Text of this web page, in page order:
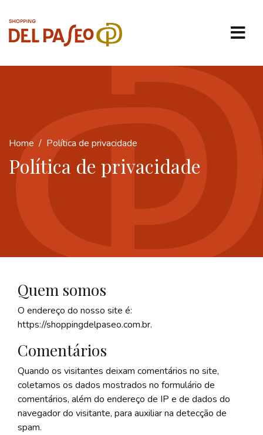
Home Política de privacidade
Política de privacidade
Quem somos
O endereço do nosso site é:
https://shoppingdelpaseo.com.br.
Comentários
Quando os visitantes deixam comentários no site,
coletamos os dados mostrados no formulário de
comentários, além do endereço de IP e de dados do
navegador do visitante, para auxiliar na detecção de
spam.